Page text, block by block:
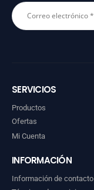
SERVICIOS
Productos
Ofertas
Mi Cuenta
INFORMACIÓN
Información de contacto